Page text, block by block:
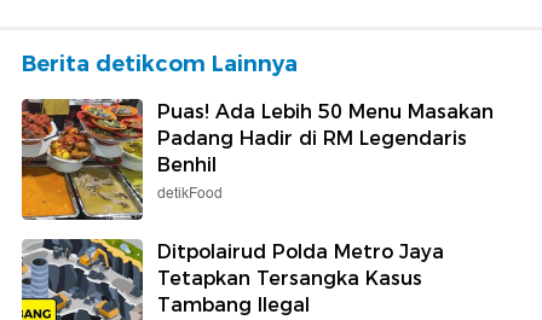
Berita detikcom Lainnya
Puas! Ada Lebih 50 Menu Masakan
Padang Hadir di RM Legendaris
Benhil
detikFood
Ditpolairud Polda Metro Jaya
Tetapkan Tersangka Kasus
Tambang Ilegal